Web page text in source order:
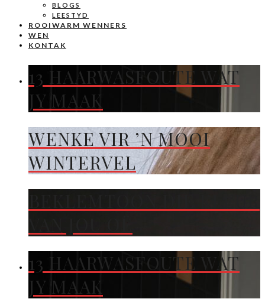
BLOGS
LEESTYD
ROOIWARM WENNERS
WEN
KONTAK
13 HAARWASFOUTE WAT
JY MAAK
WENKE VIR ’N MOOI
WINTERVEL
13 HAARWASFOUTE WAT
JY MAAK